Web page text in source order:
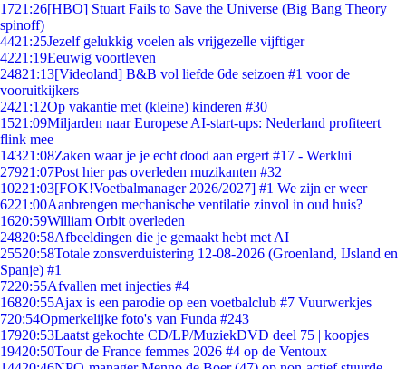
1721:26[HBO] Stuart Fails to Save the Universe (Big Bang Theory
spinoff)
4421:25Jezelf gelukkig voelen als vrijgezelle vijftiger
4221:19Eeuwig voortleven
24821:13[Videoland] B&B vol liefde 6de seizoen #1 voor de
vooruitkijkers
2421:12Op vakantie met (kleine) kinderen #30
1521:09Miljarden naar Europese AI-start-ups: Nederland profiteert
flink mee
14321:08Zaken waar je je echt dood aan ergert #17 - Werklui
27921:07Post hier pas overleden muzikanten #32
10221:03[FOK!Voetbalmanager 2026/2027] #1 We zijn er weer
6221:00Aanbrengen mechanische ventilatie zinvol in oud huis?
1620:59William Orbit overleden
24820:58Afbeeldingen die je gemaakt hebt met AI
25520:58Totale zonsverduistering 12-08-2026 (Groenland, IJsland en
Spanje) #1
7220:55Afvallen met injecties #4
16820:55Ajax is een parodie op een voetbalclub #7 Vuurwerkjes
720:54Opmerkelijke foto's van Funda #243
17920:53Laatst gekochte CD/LP/MuziekDVD deel 75 | koopjes
19420:50Tour de France femmes 2026 #4 op de Ventoux